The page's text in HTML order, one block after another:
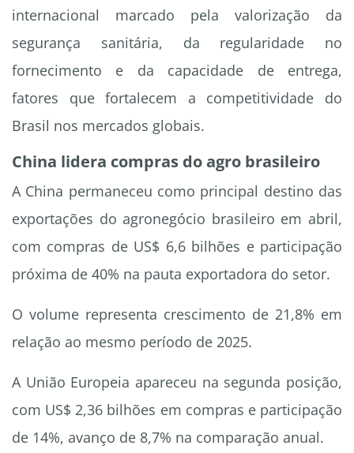
internacional marcado pela valorização da
segurança sanitária, da regularidade no
fornecimento e da capacidade de entrega,
fatores que fortalecem a competitividade do
Brasil nos mercados globais.
China lidera compras do agro brasileiro
A China permaneceu como principal destino das
exportações do agronegócio brasileiro em abril,
com compras de US$ 6,6 bilhões e participação
próxima de 40% na pauta exportadora do setor.
O volume representa crescimento de 21,8% em
relação ao mesmo período de 2025.
A União Europeia apareceu na segunda posição,
com US$ 2,36 bilhões em compras e participação
de 14%, avanço de 8,7% na comparação anual.